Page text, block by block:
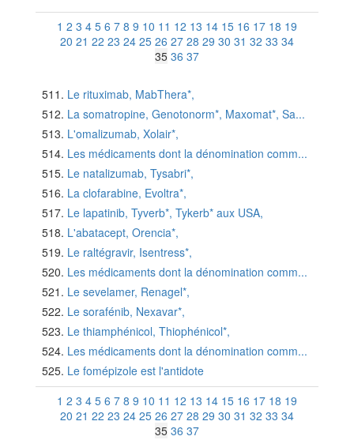
1 2 3 4 5 6 7 8 9 10 11 12 13 14 15 16 17 18 19
20 21 22 23 24 25 26 27 28 29 30 31 32 33 34
35 36 37
Le rituximab, MabThera*,
La somatropine, Genotonorm*, Maxomat*, Sa...
L'omalizumab, Xolair*,
Les médicaments dont la dénomination comm...
Le natalizumab, Tysabri*,
La clofarabine, Evoltra*,
Le lapatinib, Tyverb*, Tykerb* aux USA,
L'abatacept, Orencia*,
Le raltégravir, Isentress*,
Les médicaments dont la dénomination comm...
Le sevelamer, Renagel*,
Le sorafénib, Nexavar*,
Le thiamphénicol, Thiophénicol*,
Les médicaments dont la dénomination comm...
Le fomépizole est l'antidote
1 2 3 4 5 6 7 8 9 10 11 12 13 14 15 16 17 18 19
20 21 22 23 24 25 26 27 28 29 30 31 32 33 34
35 36 37